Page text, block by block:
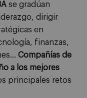
se gradúan
dirigir
en
finanzas,
Compañías de
a los mejores
principales retos